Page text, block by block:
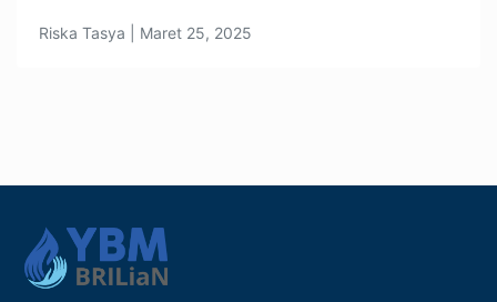
Riska Tasya | Maret 25, 2025